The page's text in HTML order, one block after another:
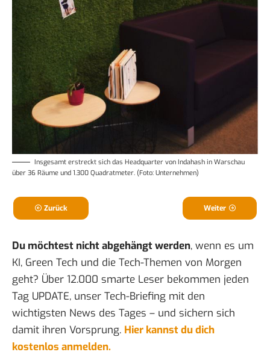
Insgesamt erstreckt sich das Headquarter von Indahash in Warschau
über 36 Räume und 1.300 Quadratmeter. (Foto: Unternehmen)
Zurück Weiter
Du möchtest nicht abgehängt werden, wenn es um
KI, Green Tech und die Tech-Themen von Morgen
geht? Über 12.000 smarte Leser bekommen jeden
Tag UPDATE, unser Tech-Briefing mit den
wichtigsten News des Tages – und sichern sich
damit ihren Vorsprung. Hier kannst du dich
kostenlos anmelden.